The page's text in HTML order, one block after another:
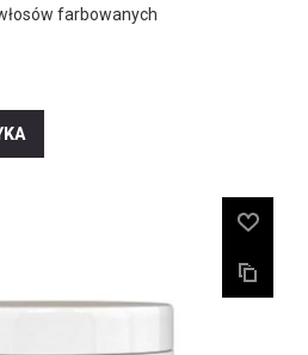
farbowanych